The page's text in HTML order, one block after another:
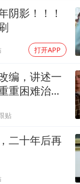
阴影！！！
打开APP
编，讲述一
重困难治疗
贴
二十年后再